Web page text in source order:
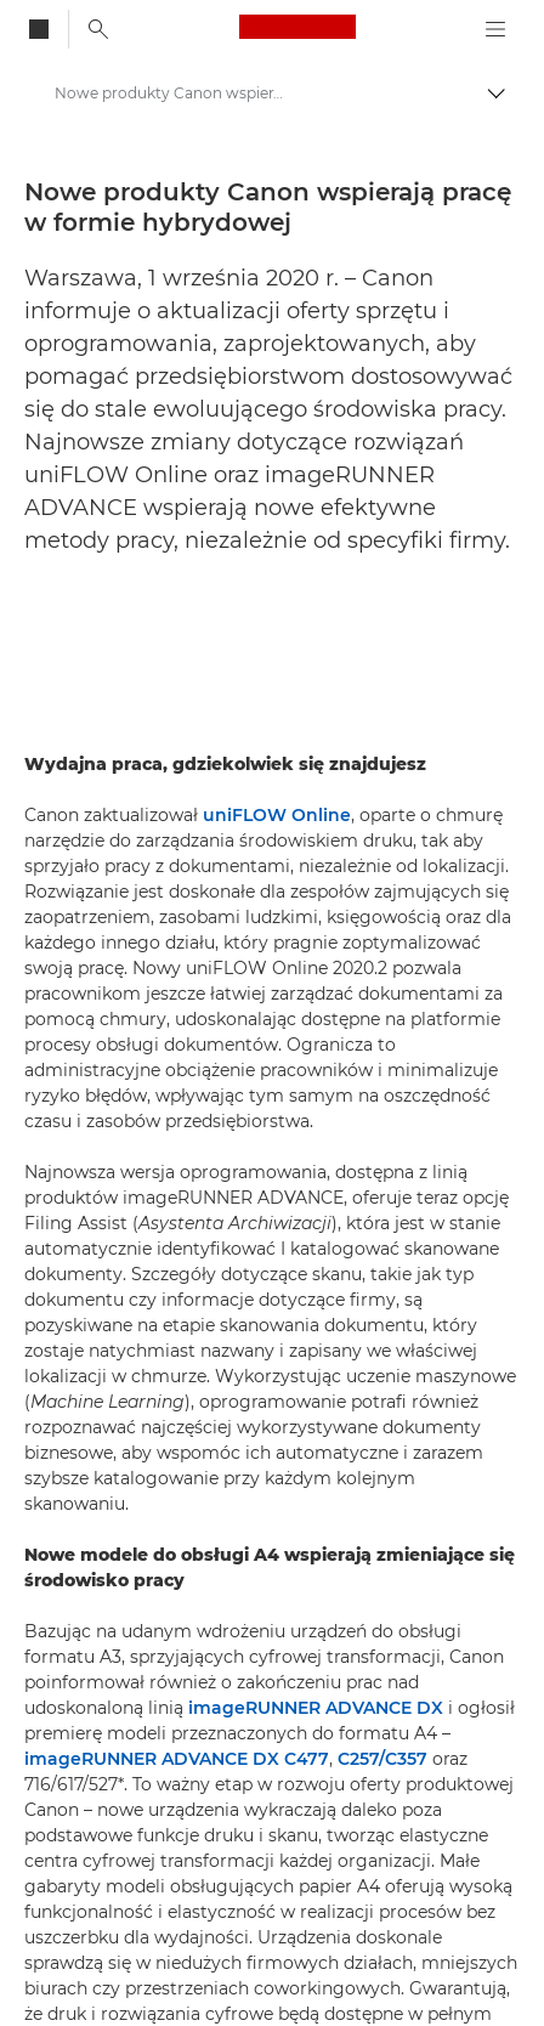
Canon Logo, back
Centrum prasowe
Informacje prasowe – Centrum Prasowe Canon
Nowe produkty Canon wspierają pracę w formie hybrydowej - Centrum prasowe firmy Canon
Nowe produkty Canon wspierają pracę
w formie hybrydowej
Warszawa, 1 września 2020 r. – Canon
informuje o aktualizacji oferty sprzętu i
oprogramowania, zaprojektowanych, aby
pomagać przedsiębiorstwom dostosowywać
się do stale ewoluującego środowiska pracy.
Najnowsze zmiany dotyczące rozwiązań
uniFLOW Online oraz imageRUNNER
ADVANCE wspierają nowe efektywne
metody pracy, niezależnie od specyfiki firmy.
Wydajna praca, gdziekolwiek się znajdujesz
Canon zaktualizował uniFLOW Online, oparte o chmurę
narzędzie do zarządzania środowiskiem druku, tak aby
sprzyjało pracy z dokumentami, niezależnie od lokalizacji.
Rozwiązanie jest doskonałe dla zespołów zajmujących się
zaopatrzeniem, zasobami ludzkimi, księgowością oraz dla
każdego innego działu, który pragnie zoptymalizować
swoją pracę. Nowy uniFLOW Online 2020.2 pozwala
pracownikom jeszcze łatwiej zarządzać dokumentami za
pomocą chmury, udoskonalając dostępne na platformie
procesy obsługi dokumentów. Ogranicza to
administracyjne obciążenie pracowników i minimalizuje
ryzyko błędów, wpływając tym samym na oszczędność
czasu i zasobów przedsiębiorstwa.
Najnowsza wersja oprogramowania, dostępna z linią
produktów imageRUNNER ADVANCE, oferuje teraz opcję
Filing Assist (Asystenta Archiwizacji), która jest w stanie
automatycznie identyfikować I katalogować skanowane
dokumenty. Szczegóły dotyczące skanu, takie jak typ
dokumentu czy informacje dotyczące firmy, są
pozyskiwane na etapie skanowania dokumentu, który
zostaje natychmiast nazwany i zapisany we właściwej
lokalizacji w chmurze. Wykorzystując uczenie maszynowe
(Machine Learning), oprogramowanie potrafi również
rozpoznawać najczęściej wykorzystywane dokumenty
biznesowe, aby wspomóc ich automatyczne i zarazem
szybsze katalogowanie przy każdym kolejnym
skanowaniu.
Nowe modele do obsługi A4 wspierają zmieniające się
środowisko pracy
Bazując na udanym wdrożeniu urządzeń do obsługi
formatu A3, sprzyjających cyfrowej transformacji, Canon
poinformował również o zakończeniu prac nad
udoskonaloną linią imageRUNNER ADVANCE DX i ogłosił
premierę modeli przeznaczonych do formatu A4 –
imageRUNNER ADVANCE DX C477, C257/C357 oraz
716/617/527*. To ważny etap w rozwoju oferty produktowej
Canon – nowe urządzenia wykraczają daleko poza
podstawowe funkcje druku i skanu, tworząc elastyczne
centra cyfrowej transformacji każdej organizacji. Małe
gabaryty modeli obsługujących papier A4 oferują wysoką
funkcjonalność i elastyczność w realizacji procesów bez
uszczerbku dla wydajności. Urządzenia doskonale
sprawdzą się w niedużych firmowych działach, mniejszych
biurach czy przestrzeniach coworkingowych. Gwarantują,
że druk i rozwiązania cyfrowe będą dostępne w pełnym